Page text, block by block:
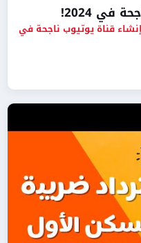
2024!
قناة يوتيوب ناجحة في